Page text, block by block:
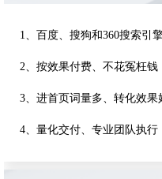
1、百度、搜狗和360搜索引
2、按效果付费、不花冤枉钱
3、进首页词量多、转化效果
4、量化交付、专业团队执行